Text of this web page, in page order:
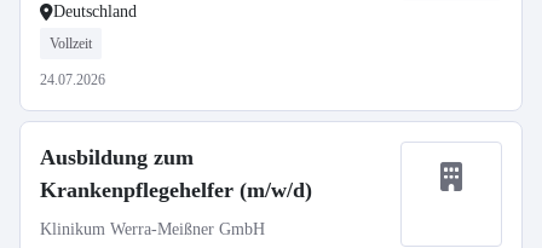
Deutschland
Vollzeit
24.07.2026
Ausbildung zum
Krankenpflegehelfer (m/w/d)
Klinikum Werra-Meißner GmbH